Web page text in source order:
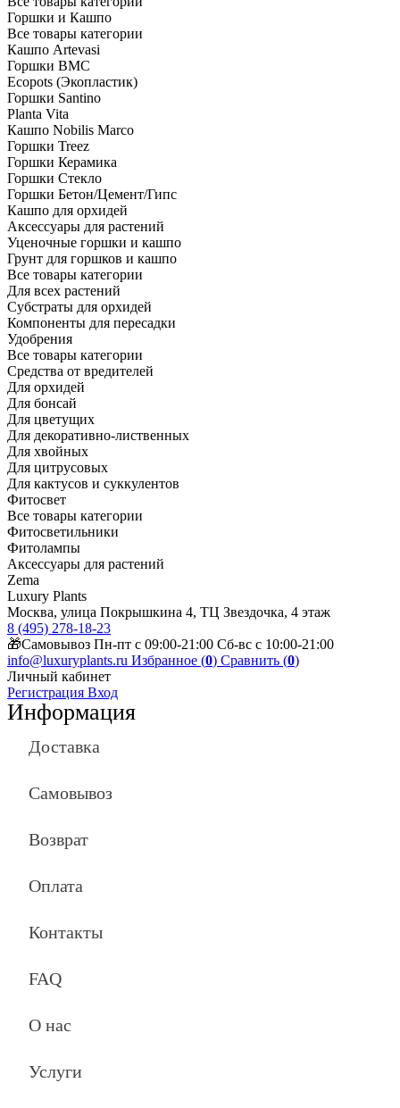
Горшки и Кашпо
Все товары категории
Кашпо Artevasi
Горшки BMC
Ecopots (Экопластик)
Горшки Santino
Planta Vita
Кашпо Nobilis Marco
Горшки Treez
Горшки Керамика
Горшки Стекло
Горшки Бетон/Цемент/Гипс
Кашпо для орхидей
Аксессуары для растений
Уценочные горшки и кашпо
Грунт для горшков и кашпо
Все товары категории
Для всех растений
Субстраты для орхидей
Компоненты для пересадки
Удобрения
Все товары категории
Средства от вредителей
Для орхидей
Для бонсай
Для цветущих
Для декоративно-лиственных
Для хвойных
Для цитрусовых
Для кактусов и суккулентов
Фитосвет
Все товары категории
Фитосветильники
Фитолампы
Аксессуары для растений
Zema
Luxury Plants
Москва, улица Покрышкина 4, ТЦ Звездочка, 4 этаж
8 (495) 278-18-23
🎁Самовывоз Пн-пт с 09:00-21:00 Сб-вс с 10:00-21:00
info@luxuryplants.ru Избранное (0) Сравнить (0)
Личный кабинет
Регистрация Вход
Информация
Доставка
Самовывоз
Возврат
Оплата
Контакты
FAQ
О нас
Услуги